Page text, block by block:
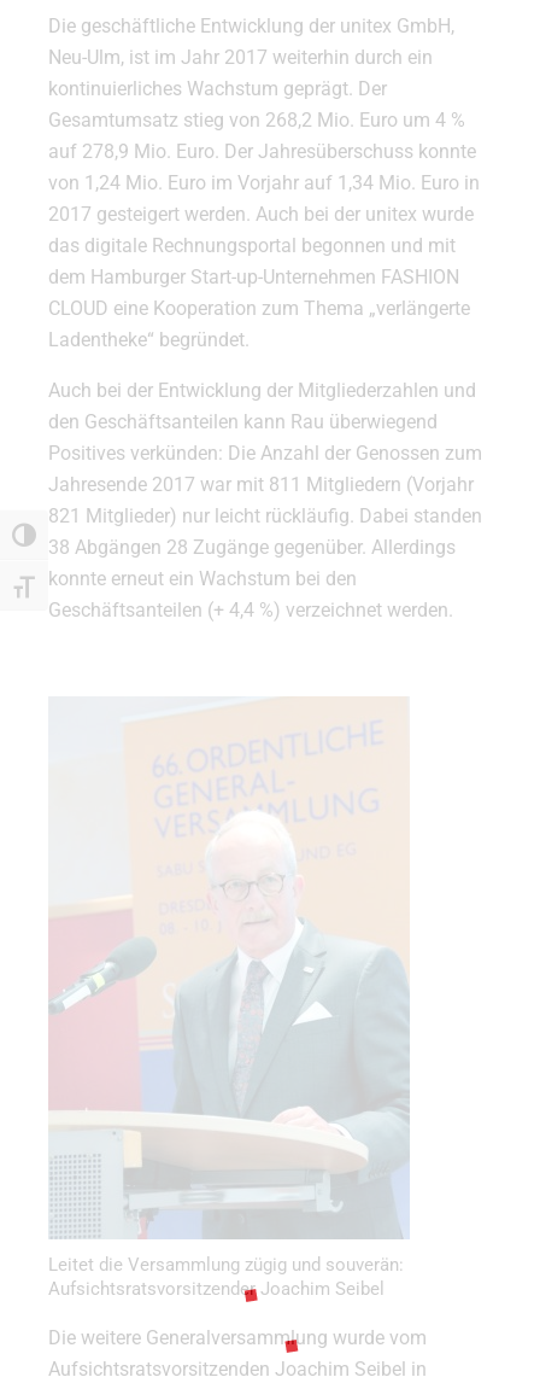
Umschalten auf hohe Kontraste
Schrift vergrößern
Die geschäftliche Entwicklung der unitex GmbH,
Neu-Ulm, ist im Jahr 2017 weiterhin durch ein
kontinuierliches Wachstum geprägt. Der
Gesamtumsatz stieg von 268,2 Mio. Euro um 4 %
auf 278,9 Mio. Euro. Der Jahresüberschuss konnte
von 1,24 Mio. Euro im Vorjahr auf 1,34 Mio. Euro in
2017 gesteigert werden. Auch bei der unitex wurde
das digitale Rechnungsportal begonnen und mit
dem Hamburger Start-up-Unternehmen FASHION
CLOUD eine Kooperation zum Thema „verlängerte
Ladentheke“ begründet.
Auch bei der Entwicklung der Mitgliederzahlen und
den Geschäftsanteilen kann Rau überwiegend
Positives verkünden: Die Anzahl der Genossen zum
Jahresende 2017 war mit 811 Mitgliedern (Vorjahr
821 Mitglieder) nur leicht rückläufig. Dabei standen
38 Abgängen 28 Zugänge gegenüber. Allerdings
konnte erneut ein Wachstum bei den
Geschäftsanteilen (+ 4,4 %) verzeichnet werden.
Leitet die Versammlung zügig und souverän:
Aufsichtsratsvorsitzender Joachim Seibel
Die weitere Generalversammlung wurde vom
Aufsichtsratsvorsitzenden Joachim Seibel in